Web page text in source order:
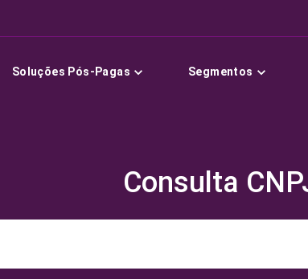
Soluções Pós-Pagas Segmentos
Consulta